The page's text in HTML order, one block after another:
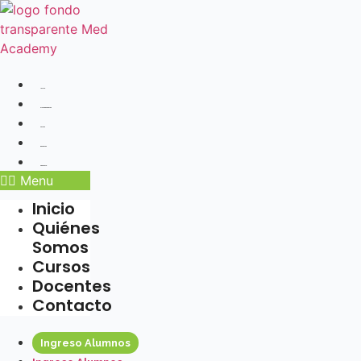
Ir
al
contenido
Menu
Inicio
Quiénes
Somos
Cursos
Docentes
Contacto
Ingreso Alumnos